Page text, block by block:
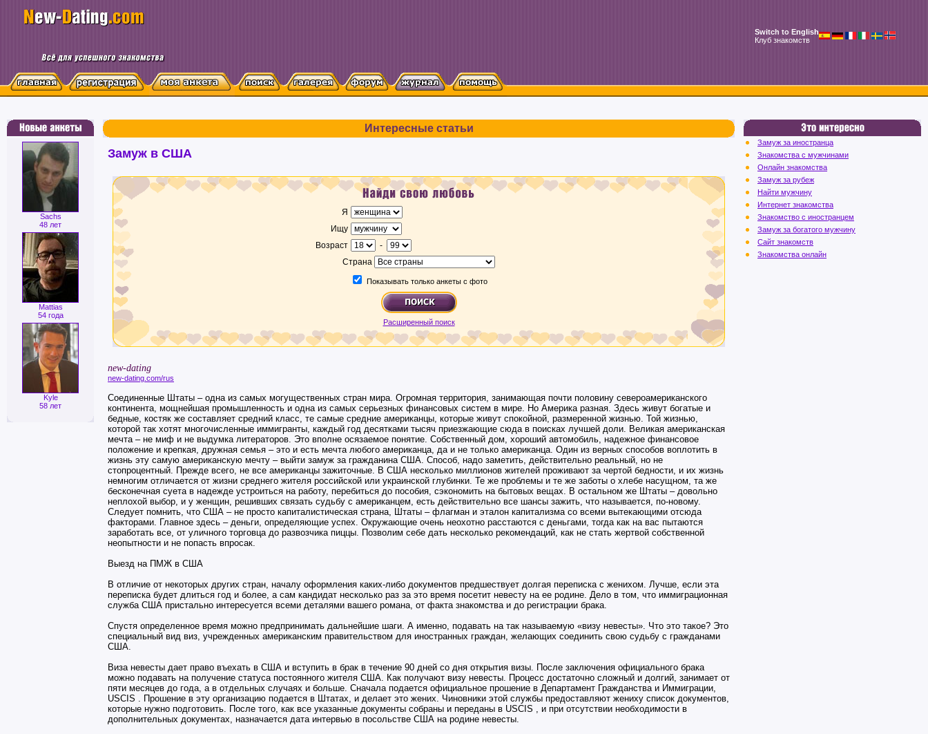
Switch to English
Клуб знакомств
Sachs
48 лет
Mattias
54 года
Kyle
58 лет
Интересные статьи
Замуж в США
Я
Ищу
Возраст
-
Страна
Показывать только анкеты с фото
Расширенный поиск
new-dating
new-dating.com/rus
Соединенные Штаты – одна из самых могущественных стран мира. Огромная территория, занимающая почти половину североамериканского
континента, мощнейшая промышленность и одна из самых серьезных финансовых систем в мире. Но Америка разная. Здесь живут богатые и
бедные, костяк же составляет средний класс, те самые средние американцы, которые живут спокойной, размеренной жизнью. Той жизнью,
которой так хотят многочисленные иммигранты, каждый год десятками тысяч приезжающие сюда в поисках лучшей доли. Великая американская
мечта – не миф и не выдумка литераторов. Это вполне осязаемое понятие. Собственный дом, хороший автомобиль, надежное финансовое
положение и крепкая, дружная семья – это и есть мечта любого американца, да и не только американца. Один из верных способов воплотить в
жизнь эту самую американскую мечту – выйти замуж за гражданина США. Способ, надо заметить, действительно реальный, но не
стопроцентный. Прежде всего, не все американцы зажиточные. В США несколько миллионов жителей проживают за чертой бедности, и их жизнь
немногим отличается от жизни среднего жителя российской или украинской глубинки. Те же проблемы и те же заботы о хлебе насущном, та же
бесконечная суета в надежде устроиться на работу, перебиться до пособия, сэкономить на бытовых вещах. В остальном же Штаты – довольно
неплохой выбор, и у женщин, решивших связать судьбу с американцем, есть действительно все шансы зажить, что называется, по-новому.
Следует помнить, что США – не просто капиталистическая страна, Штаты – флагман и эталон капитализма со всеми вытекающими отсюда
факторами. Главное здесь – деньги, определяющие успех. Окружающие очень неохотно расстаются с деньгами, тогда как на вас пытаются
заработать все, от уличного торговца до развозчика пиццы. Позволим себе дать несколько рекомендаций, как не стать жертвой собственной
неопытности и не попасть впросак.
Выезд на ПМЖ в США
В отличие от некоторых других стран, началу оформления каких-либо документов предшествует долгая переписка с женихом. Лучше, если эта
переписка будет длиться год и более, а сам кандидат несколько раз за это время посетит невесту на ее родине. Дело в том, что иммиграционная
служба США пристально интересуется всеми деталями вашего романа, от факта знакомства и до регистрации брака.
Спустя определенное время можно предпринимать дальнейшие шаги. А именно, подавать на так называемую «визу невесты». Что это такое? Это
специальный вид виз, учрежденных американским правительством для иностранных граждан, желающих соединить свою судьбу с гражданами
США.
Виза невесты дает право въехать в США и вступить в брак в течение 90 дней со дня открытия визы. После заключения официального брака
можно подавать на получение статуса постоянного жителя США. Как получают визу невесты. Процесс достаточно сложный и долгий, занимает от
пяти месяцев до года, а в отдельных случаях и больше. Сначала подается официальное прошение в Департамент Гражданства и Иммиграции,
USCIS . Прошение в эту организацию подается в Штатах, и делает это жених. Чиновники этой службы предоставляют жениху список документов,
которые нужно подготовить. После того, как все указанные документы собраны и переданы в USCIS , и при отсутствии необходимости в
дополнительных документах, назначается дата интервью в посольстве США на родине невесты.
Замуж за иностранца
Знакомства с мужчинами
Онлайн знакомства
Замуж за рубеж
Найти мужчину
Интернет знакомства
Знакомство с иностранцем
Замуж за богатого мужчину
Сайт знакомств
Знакомства онлайн